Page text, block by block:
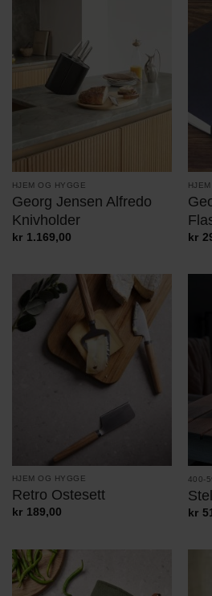
HJEM OG HYGGE
Georg Jensen Alfredo
Knivholder
kr 1.169,00 kr
HJEM OG HYGGE
Retro Ostesett
kr 189,00
400-
kr